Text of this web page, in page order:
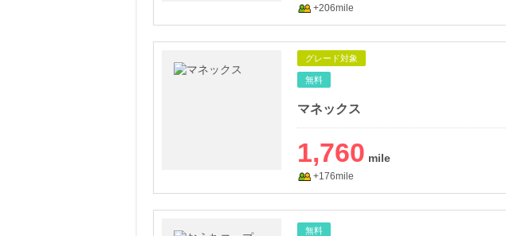
+206mile
グレード対象
無料
マネックス
1,760
+176mile
無料